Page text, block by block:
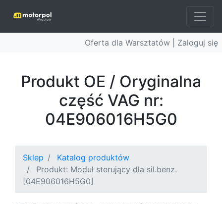
Oferta dla Warsztatów | Zaloguj się
Produkt OE / Oryginalna
część VAG nr:
04E906016H5G0
Sklep
Katalog produktów
Produkt: Moduł sterujący dla sil.benz.
[04E906016H5G0]